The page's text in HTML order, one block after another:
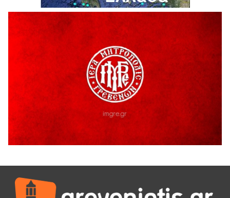
6 Αυγούστου 2026
H παραδοχή λαθών είναι (και) δύναμη
5 Αυγούστου 2026
Ο ΑΝΔΡΕΑΣ ΑΣΛΑΝΙΔΗΣ ΣΥΝΕΧΙΖΕΙ ΣΤΟΝ ΠΡΩΤΕΑ
ΓΡΕΒΕΝΩΝ
5 Αυγούστου 2026
Ευχαριστήριο Εκπολιτιστικού Συλλόγου Ταξιάρχη προς κ.
Παρασχάκη Αθανάσιο
5 Αυγούστου 2026
Διακοπή υδροδότησης του Α΄ κλάδου ύδρευσης
5 Αυγούστου 2026
Θερινό Σινεμά στο πλαίσιο του «Πολιτιστικού